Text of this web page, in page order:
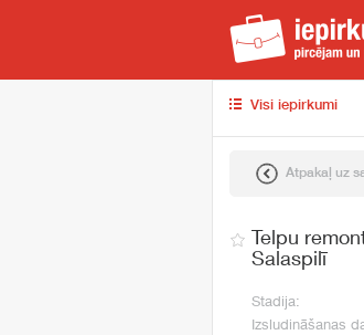
Visi iepirkumi
Atpakaļ uz
Telpu
Salaspilī
Stadija:
Izsludināšanas